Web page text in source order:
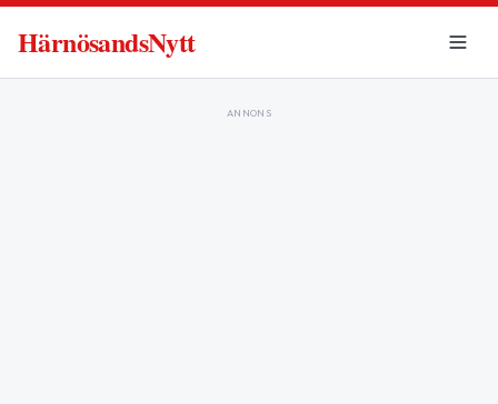
HärnösandsNytt
ANNONS